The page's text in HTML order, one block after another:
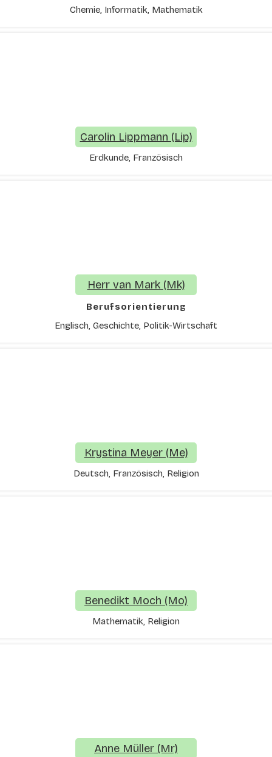
Chemie, Informatik, Mathematik
Carolin Lippmann (Lip)
Erdkunde, Französisch
Herr van Mark (Mk)
Berufsorientierung
Englisch, Geschichte, Politik-Wirtschaft
Krystina Meyer (Me)
Deutsch, Französisch, Religion
Benedikt Moch (Mo)
Mathematik, Religion
Anne Müller (Mr)